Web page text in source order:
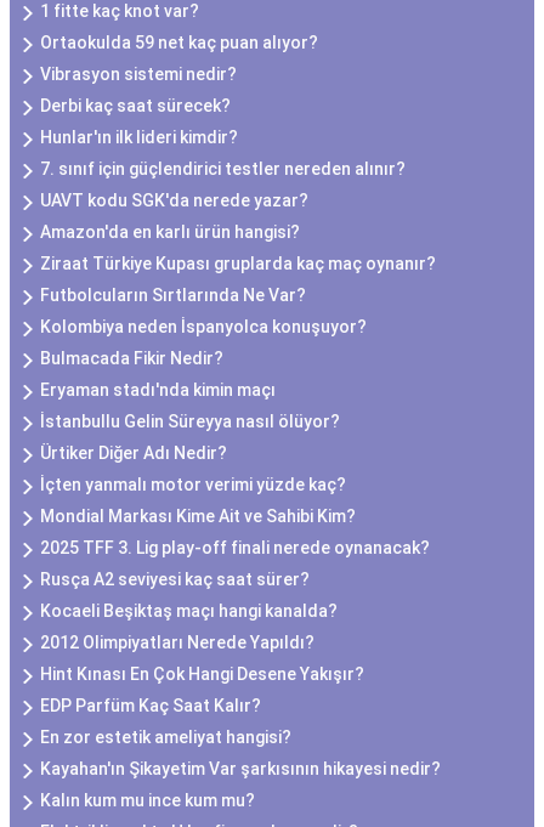
1 fitte kaç knot var?
Ortaokulda 59 net kaç puan alıyor?
Vibrasyon sistemi nedir?
Derbi kaç saat sürecek?
Hunlar'ın ilk lideri kimdir?
7. sınıf için güçlendirici testler nereden alınır?
UAVT kodu SGK'da nerede yazar?
Amazon'da en karlı ürün hangisi?
Ziraat Türkiye Kupası gruplarda kaç maç oynanır?
Futbolcuların Sırtlarında Ne Var?
Kolombiya neden İspanyolca konuşuyor?
Bulmacada Fikir Nedir?
Eryaman stadı'nda kimin maçı
İstanbullu Gelin Süreyya nasıl ölüyor?
Ürtiker Diğer Adı Nedir?
İçten yanmalı motor verimi yüzde kaç?
Mondial Markası Kime Ait ve Sahibi Kim?
2025 TFF 3. Lig play-off finali nerede oynanacak?
Rusça A2 seviyesi kaç saat sürer?
Kocaeli Beşiktaş maçı hangi kanalda?
2012 Olimpiyatları Nerede Yapıldı?
Hint Kınası En Çok Hangi Desene Yakışır?
EDP Parfüm Kaç Saat Kalır?
En zor estetik ameliyat hangisi?
Kayahan'ın Şikayetim Var şarkısının hikayesi nedir?
Kalın kum mu ince kum mu?